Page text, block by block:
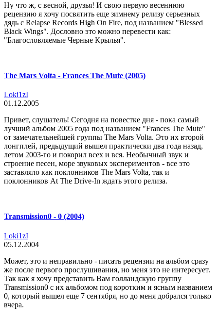
Ну что ж, с весной, друзья! И свою первую весеннюю
рецензию я хочу посвятить еще зимнему релизу серьезных
дядь с Relapse Records High On Fire, под названием "Blessed
Black Wings". Дословно это можно перевести как:
"Благословляемые Черные Крылья".
The Mars Volta - Frances The Mute (2005)
Loki1zI
01.12.2005
Привет, слушатель! Сегодня на повестке дня - пока самый
лучший альбом 2005 года под названием "Frances The Mute"
от замечательнейшей группы The Mars Volta. Это их второй
лонгплей, предыдущий вышел практически два года назад,
летом 2003-го и покорил всех и вся. Необычный звук и
строение песен, море звуковых экспериментов - все это
заставляло как поклонников The Mars Volta, так и
поклонников At The Drive-In ждать этого релиза.
Transmission0 - 0 (2004)
Loki1zI
05.12.2004
Может, это и неправильно - писать рецензии на альбом сразу
же после первого прослушивания, но меня это не интересует.
Так как я хочу представить Вам голландскую группу
Transmission0 с их альбомом под коротким и ясным названием
0, который вышел еще 7 сентября, но до меня добрался только
вчера.